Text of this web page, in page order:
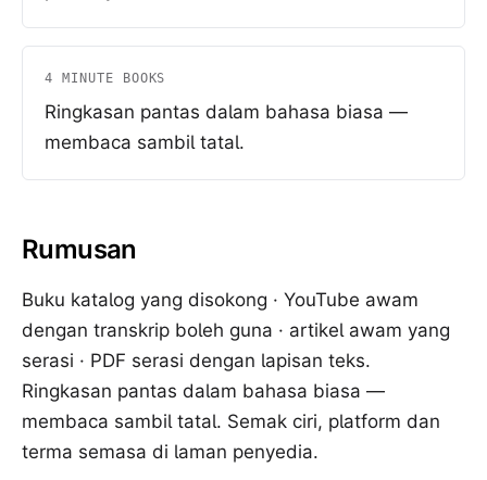
4 MINUTE BOOKS
Ringkasan pantas dalam bahasa biasa —
membaca sambil tatal.
Rumusan
Buku katalog yang disokong · YouTube awam
dengan transkrip boleh guna · artikel awam yang
serasi · PDF serasi dengan lapisan teks.
Ringkasan pantas dalam bahasa biasa —
membaca sambil tatal. Semak ciri, platform dan
terma semasa di laman penyedia.